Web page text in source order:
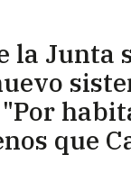
la Junta
que